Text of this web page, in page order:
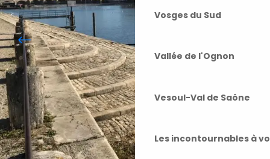
Vosges du Sud
Vallée de l'Ognon
Vesoul-Val de Saône
Les incontournables à